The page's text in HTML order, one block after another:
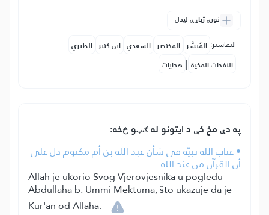
نورې ژباړې لیدل
التفاسير: المُيسَّر المختصر السعدي ابن كثير الطبري
النفحات المكية | هدايات
په دې مخ کې د ایتونو له ګټو څخه:
• عتاب الله نبيَّه في شأن عبد الله بن أم مكتوم دل على
أن القرآن من عند الله.
Allah je ukorio Svog Vjerovjesnika u pogledu
Abdullaha b. Ummi Mektuma, što ukazuje da je
Kur'an od Allaha.